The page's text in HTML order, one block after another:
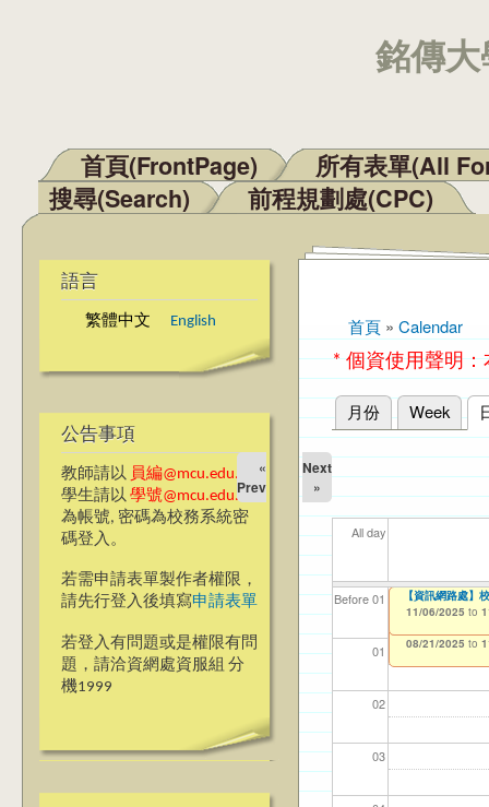
銘傳
主選單
首頁(FrontPage)
所有表單(All
搜尋(Search)
前程規劃處(CPC)
語言
繁體中文 English
公告事項
教師請以 員編@mcu.edu.tw
學生請以 學號@mcu.edu.tw
為帳號, 密碼為校務系統密
碼登入。
若需申請表單製作者權限，
請先行登入後填寫申請表單
若登入有問題或是權限有問
題，請洽資網處資服組 分
機1999
您在這裡
首頁 » Calendar
* 個資使用聲明
主要索引標籤
月份 Week
«
Prev
Next
»
All day
Before 01
01
02
03
【資網處】
整合系統～表單
12/31/2027
【財務處】工讀
11/12/2021 to
【財務處】漏打
錄
07/31/2027
114
04/
114
02/
114
03/
【學
07/
114
09/
【教學暨學習
教師教學研習
08/21/2025 to
Ja(>_<)pan 應
10/28/2025 to
【資訊網路處
11/06/2025 to